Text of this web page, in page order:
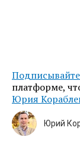
платформе,
Юрия
Юрий